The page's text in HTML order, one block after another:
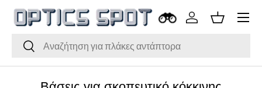
Μετάβαση στο περιεχόμενο
Αναζήτηση
Αναζήτηση
ΣύνδεσηΚαλάθι
Μενού